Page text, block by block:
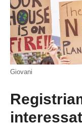
Giovani